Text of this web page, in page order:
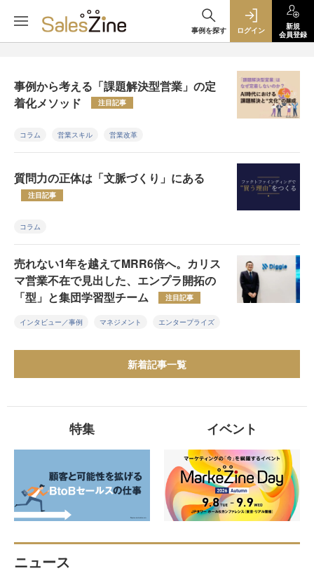
事例を探す ログイン
新規
会員登録
事例から考える「課題解決型営業」の定
着化メソッド
注目記事
コラム 営業スキル 営業改革
質問力の正体は「文脈づくり」にある
注目記事
コラム
売れない1年を越えてMRR6倍へ。カリス
マ営業不在で見出した、エンプラ開拓の
「型」と集団学習型チーム
注目記事
インタビュー／事例 マネジメント エンタープライズ
新着記事一覧
特集 イベント
ニュース